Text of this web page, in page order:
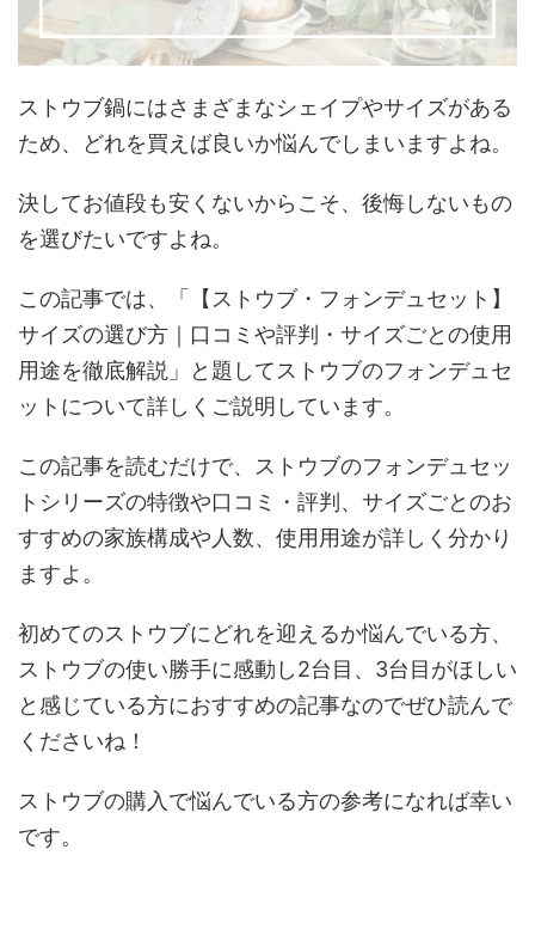
ストウブ鍋にはさまざまなシェイプやサイズがある
ため、どれを買えば良いか悩んでしまいますよね。
決してお値段も安くないからこそ、後悔しないもの
を選びたいですよね。
この記事では、「【ストウブ・フォンデュセット】
サイズの選び方｜口コミや評判・サイズごとの使用
用途を徹底解説」と題してストウブのフォンデュセ
ットについて詳しくご説明しています。
この記事を読むだけで、ストウブのフォンデュセッ
トシリーズの特徴や口コミ・評判、サイズごとのお
すすめの家族構成や人数、使用用途が詳しく分かり
ますよ。
初めてのストウブにどれを迎えるか悩んでいる方、
ストウブの使い勝手に感動し2台目、3台目がほしい
と感じている方におすすめの記事なのでぜひ読んで
くださいね！
ストウブの購入で悩んでいる方の参考になれば幸い
です。